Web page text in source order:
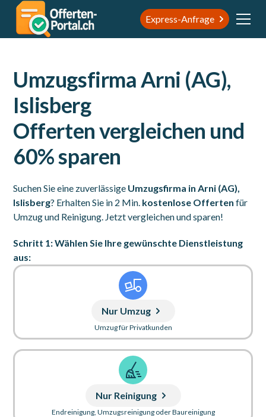
Express-Anfrage
Umzugsfirma Arni (AG),
Islisberg
Offerten vergleichen und
60% sparen
Suchen Sie eine zuverlässige Umzugsfirma in Arni (AG),
Islisberg? Erhalten Sie in 2 Min. kostenlose Offerten für
Umzug und Reinigung. Jetzt vergleichen und sparen!
Schritt 1: Wählen Sie Ihre gewünschte Dienstleistung
aus:
Nur Umzug
Umzug für Privatkunden
Nur Reinigung
Endreinigung, Umzugsreinigung oder Baureinigung